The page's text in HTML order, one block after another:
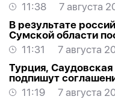
11:38
7 августа
В результате
Сумской области
11:31
7 августа
Турция,
подпишут
11:19
7 августа